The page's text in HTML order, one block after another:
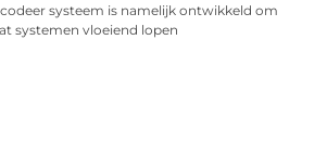
systeem is namelijk ontwikkeld om
systemen vloeiend lopen